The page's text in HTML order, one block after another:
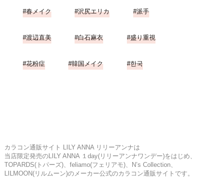
春メイク 沢尻エリカ 派手
渡辺直美 白石麻衣 盛り重視
花粉症 韓国メイク 한국
カラコン通販サイト LILY ANNA リリーアンナは
当店限定発売のLILY ANNA １day(リリーアンナワンデー)をはじめ、
TOPARDS(トパーズ)、feliamo(フェリアモ)、N’s Collection、
LILMOON(リルムーン)のメーカー公式のカラコン通販サイトです。